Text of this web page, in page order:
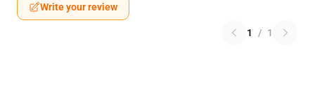
Write your review
1 / 1